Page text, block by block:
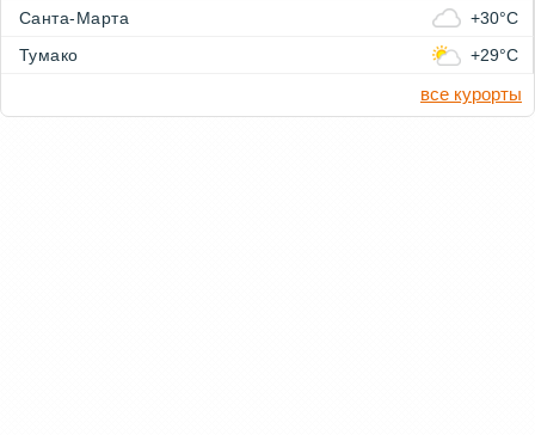
Санта-Марта
+30°C
Тумако
+29°C
все курорты